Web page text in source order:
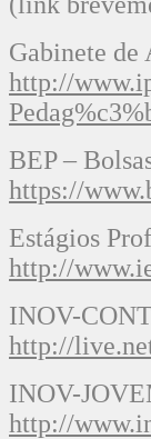
Gabinete de
http://
BEP –
https://
Estágios
http://
INOV-
http://
INOV-
http://